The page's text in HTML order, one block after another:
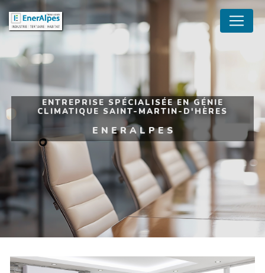
ENTREPRISE SPÉCIALISÉE EN GÉNIE
CLIMATIQUE SAINT-MARTIN-D'HÈRES
ENERALPES
Panneau de gestion des cookies